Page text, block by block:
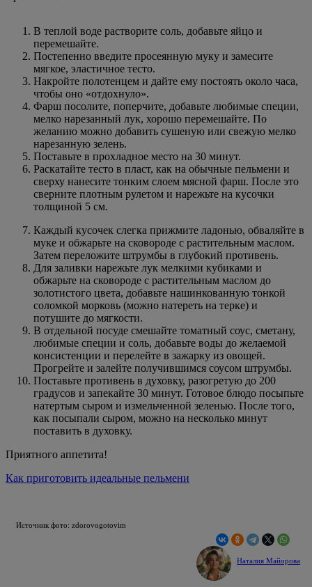
В теплой воде растворите соль, добавьте яйцо и
перемешайте.
Постепенно введите просеянную муку и замесите
мягкое, эластичное тесто.
Накройте полотенцем и дайте ему постоять около часа,
чтобы оно «отдохнуло».
Фарш посолите, поперчите, добавьте любимые специи,
мелко нарезанный лук, хорошо перемешайте. По
желанию можно добавить сушеную или свежую мелко
нарезанную зелень.
Поставьте в прохладное место на 30 минут.
Раскатайте тесто в пласт, как на обычные пельмени и
сверху нанесите тонким слоем мясной фарш. После это
сверните плотным рулетом и нарежьте на кусочки
толщиной 5 см.
Каждый кусочек слегка прижмите ладонью, обваляйте в
муке и обжарьте на сковороде с растительным маслом.
Затем переложите штрумбы в глубокий противень.
Для заливки нарежьте лук мелкими кубиками и
обжарьте на сковороде с растительным маслом до
золотистого цвета, добавьте нашинкованную тонкой
соломкой морковь (можно натереть на терке) и
потушите до мягкости.
В отдельной посуде смешайте томатный соус, сметану,
любимые специи и соль, добавьте воды до желаемой
консистенции и перелейте в зажарку из овощей.
Прогрейте и залейте получившимся соусом штрумбы.
Поставьте противень в духовку, разогретую до 200
градусов и запекайте 30 минут. Готовое блюдо посыпьте
натертым сыром и измельченной зеленью. После того,
как посыпали сыром, можно на несколько минут
поставить в духовку.
Приятного аппетита!
Как приготовить идеальные пельмени
Источник фото: zdorovogotovim
Наталия Майорова